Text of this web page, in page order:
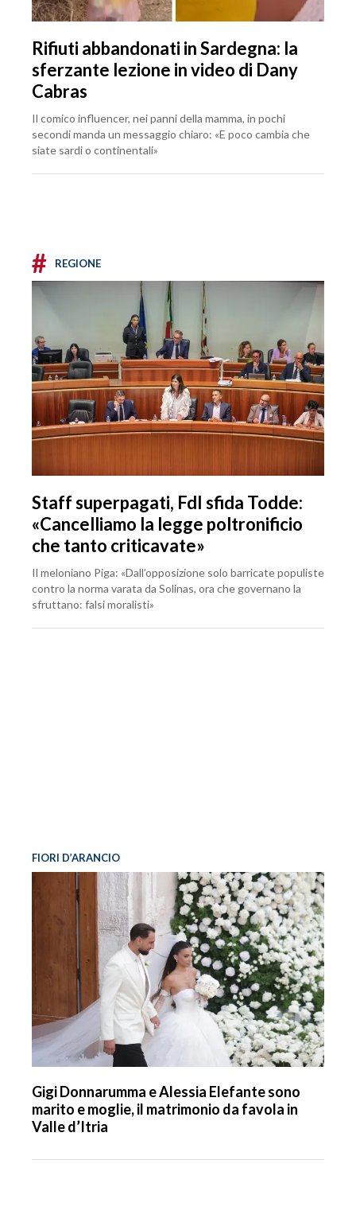
Rifiuti abbandonati in Sardegna: la
sferzante lezione in video di Dany
Cabras
Il comico influencer, nei panni della mamma, in pochi
secondi manda un messaggio chiaro: «E poco cambia che
siate sardi o continentali»
# REGIONE
Staff superpagati, FdI sfida Todde:
«Cancelliamo la legge poltronificio
che tanto criticavate»
Il meloniano Piga: «Dall’opposizione solo barricate populiste
contro la norma varata da Solinas, ora che governano la
sfruttano: falsi moralisti»
FIORI D’ARANCIO
Gigi Donnarumma e Alessia Elefante sono
marito e moglie, il matrimonio da favola in
Valle d’Itria